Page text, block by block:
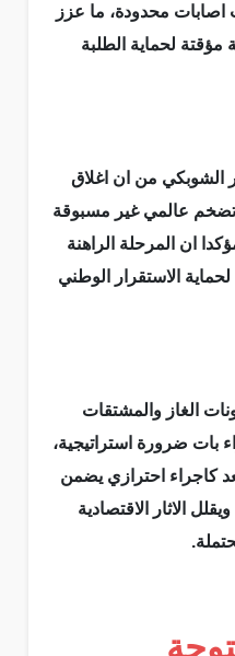
محدودة، ما عزز
مؤقتة لحماية الطلبة
الشوبكي من ان اغلاق
عالمي غير مسبوقة
ان المرحلة الراهنة
الاستقرار الوطني
الغاز والمشتقات
بات ضرورة استراتيجية،
كاجراء احترازي يضمن
الاثار الاقتصادية